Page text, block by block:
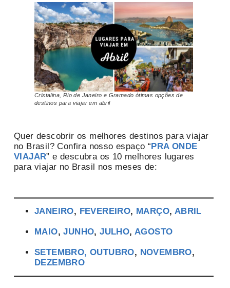
Cristalina, Rio de Janeiro e Gramado ótimas opções de
destinos para viajar em abril
Quer descobrir os melhores destinos para viajar
no Brasil? Confira nosso espaço “PRA ONDE
VIAJAR” e descubra os 10 melhores lugares
para viajar no Brasil nos meses de:
JANEIRO, FEVEREIRO, MARÇO, ABRIL
MAIO,JUNHO,JULHO, AGOSTO
SETEMBRO, OUTUBRO, NOVEMBRO,
DEZEMBRO